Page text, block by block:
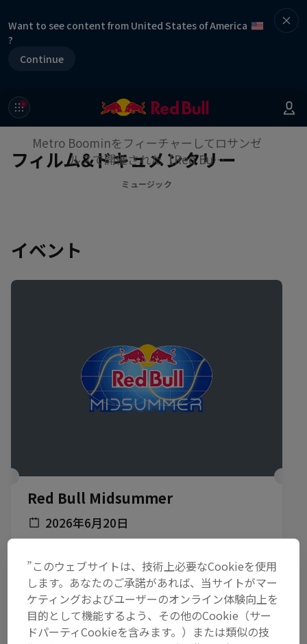
Want to see content from United States of America
?
Continue
フィルム&ドキュメンタリー
【Red Bull Symphonic】feat.
Metro Boomin：舞台裏映像
Metro Boominをフィーチャーしてロサンゼ
ルスで開催された【Red Bu…
ミュージック
イベント
Red Bull Midsummer
2026年6月20日
ミュージック
開催済み
”このウェブサイトは、技術上必要なCookieを使用
します。あなたのご承諾があれば、当サイトがマー
ケティングおよびユーザーのオンライン体験向上を
目的として機能するよう、その他のCookie（サー
ドパーティCookieを含みます。）または類似の技